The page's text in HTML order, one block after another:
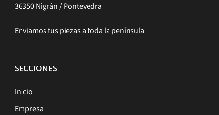
36350 Nigrán / Pontevedra
Enviamos tus piezas a toda la península
SECCIONES
Inicio
Empresa